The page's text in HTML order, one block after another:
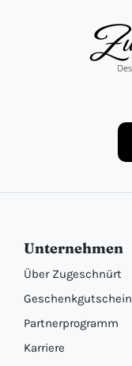
Unternehmen
Über Zugeschnürt
Partnerprogramm
Karriere